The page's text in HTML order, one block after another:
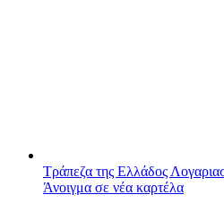
Τράπεζα της Ελλάδος
Άνοιγμα σε νέα καρτέλα